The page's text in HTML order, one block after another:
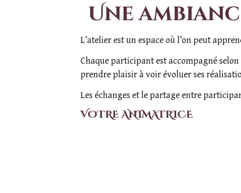
Une
L’atelier est un espace où l’on peut
Chaque participant est accompagné selon
prendre plaisir à voir évoluer ses
Les échanges et le partage entre
VOTRE ANIMATRICE